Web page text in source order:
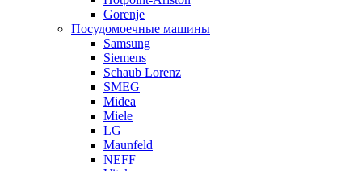
Gorenje
Посудомоечные машины
Samsung
Siemens
Schaub Lorenz
SMEG
Midea
Miele
LG
Maunfeld
NEFF